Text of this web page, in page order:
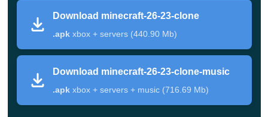
Renderização de tela
Os quadrados pretos não aparecem mais com o
Vibrant Visuals
nos aparelhos Android afetados —
deveria.
Download minecraft-26-23-clone
.apkxbox + servers (440.90 Mb)
Download minecraft-26-23-clone-music
.apkxbox + servers + music (716.69 Mb)